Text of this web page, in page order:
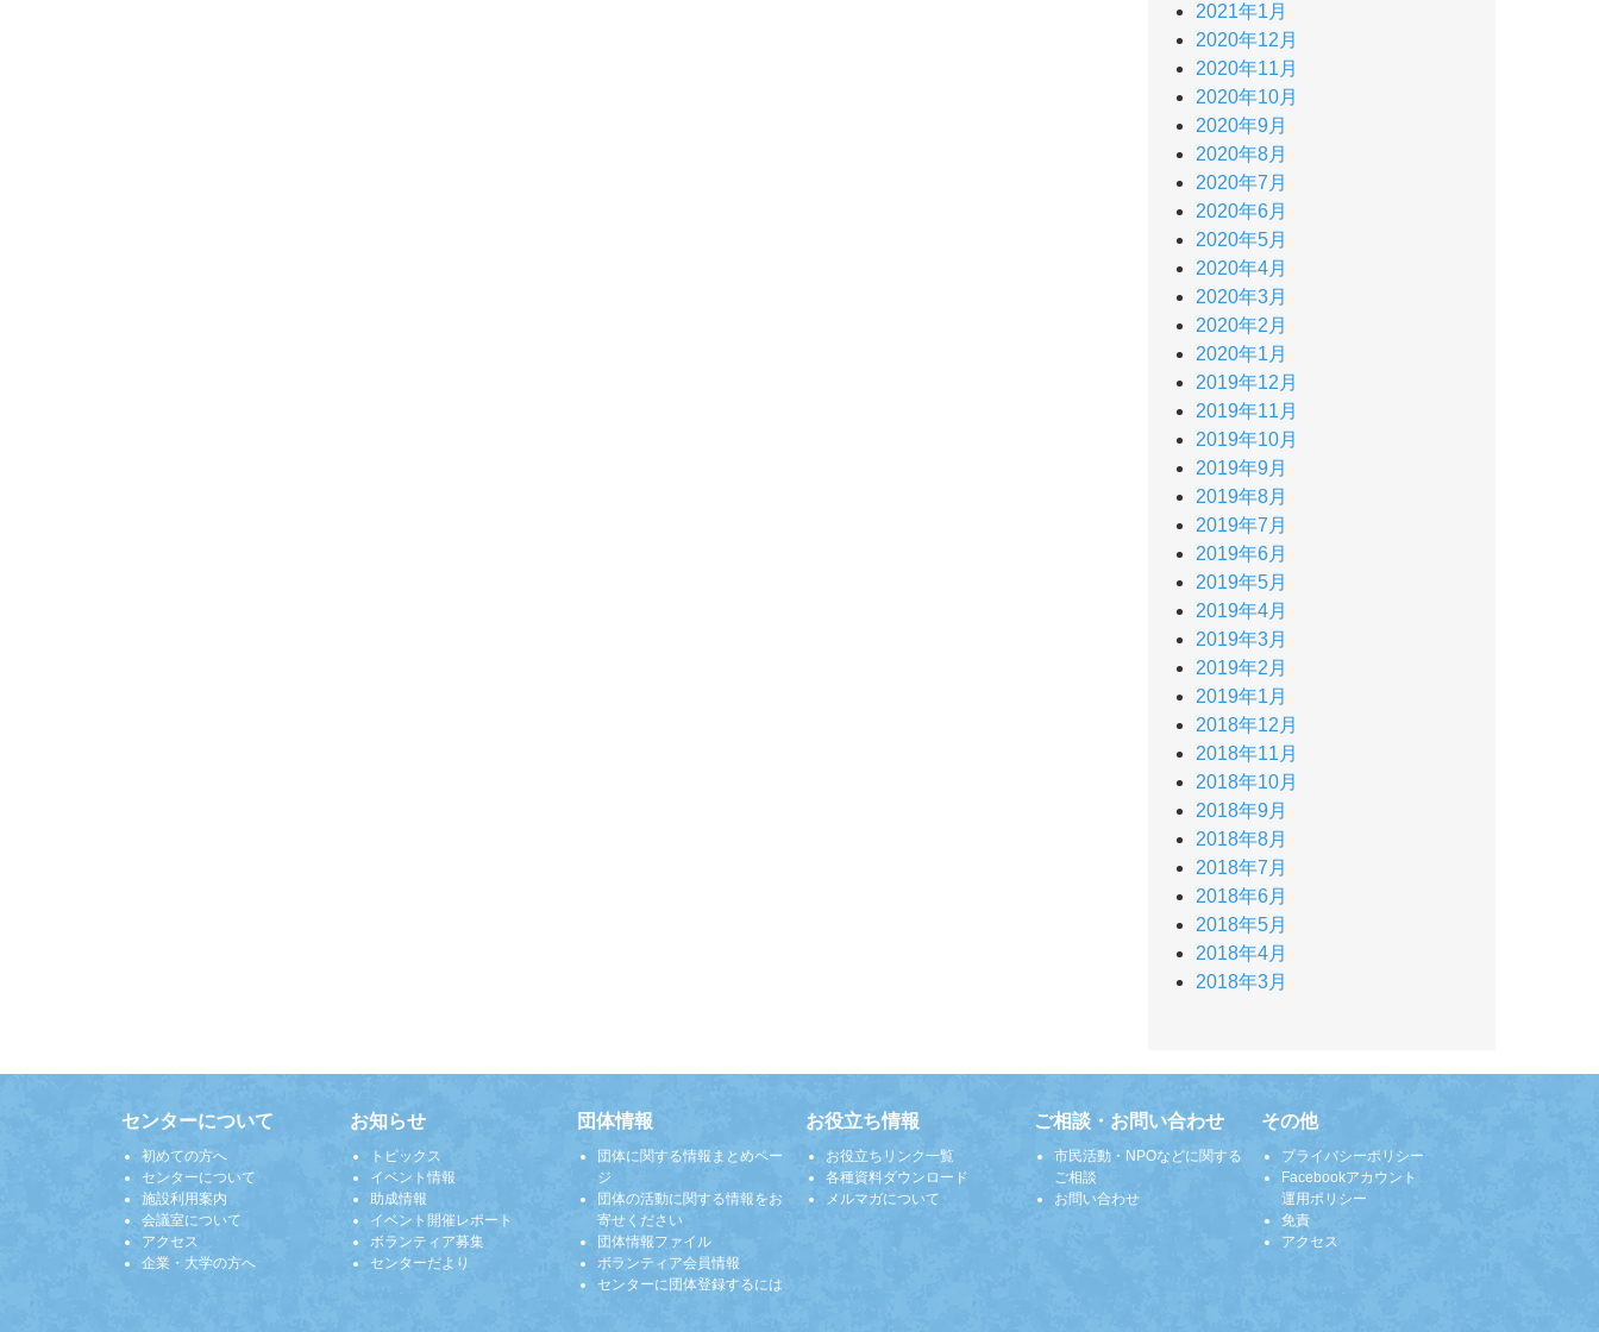
2021年1月
2020年12月
2020年11月
2020年10月
2020年9月
2020年8月
2020年7月
2020年6月
2020年5月
2020年4月
2020年3月
2020年2月
2020年1月
2019年12月
2019年11月
2019年10月
2019年9月
2019年8月
2019年7月
2019年6月
2019年5月
2019年4月
2019年3月
2019年2月
2019年1月
2018年12月
2018年11月
2018年10月
2018年9月
2018年8月
2018年7月
2018年6月
2018年5月
2018年4月
2018年3月
センターについて
初めての方へ
センターについて
施設利用案内
会議室について
アクセス
企業・大学の方へ
お知らせ
トピックス
イベント情報
助成情報
イベント開催レポート
ボランティア募集
センターだより
団体情報
団体に関する情報まとめペー
ジ
団体の活動に関する情報をお
寄せください
団体情報ファイル
ボランティア会員情報
センターに団体登録するには
お役立ち情報
お役立ちリンク一覧
各種資料ダウンロード
メルマガについて
ご相談・お問い合わせ
市民活動・NPOなどに関する
ご相談
お問い合わせ
その他
プライバシーポリシー
Facebookアカウント
運用ポリシー
免責
アクセス